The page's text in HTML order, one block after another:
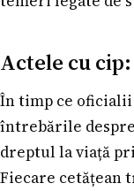
Actele cu
În timp ce
întrebările
dreptul la viață
Fiecare cetățean